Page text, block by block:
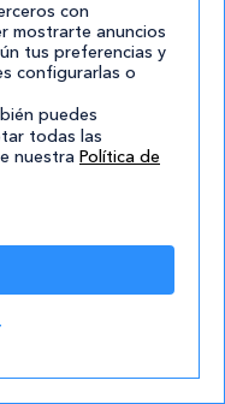
videojuego
con
mostrarte anuncios
tus preferencias y
configurarlas o
puedes
todas las
nuestra Política de